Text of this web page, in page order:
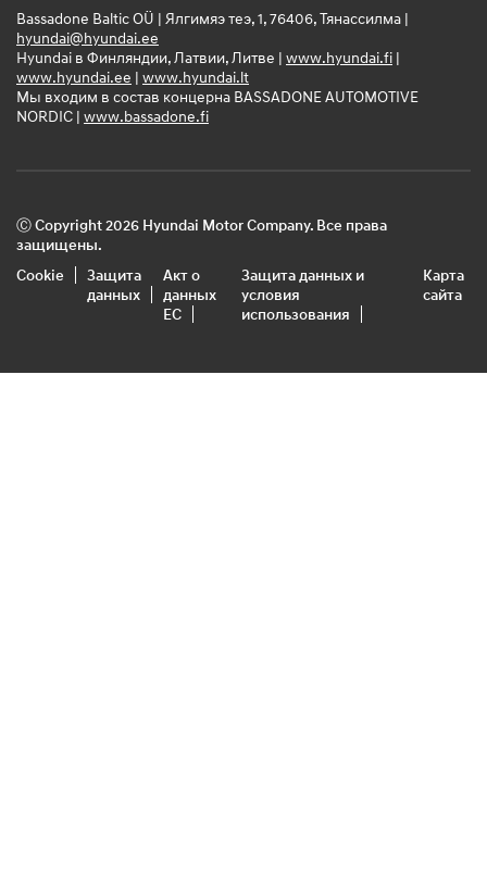
Bassadone Baltic OÜ | Ялгимяэ теэ, 1, 76406, Тянассилма |
hyundai@hyundai.ee
Hyundai в Финляндии, Латвии, Литве | www.hyundai.fi |
www.hyundai.ee | www.hyundai.lt
Мы входим в состав концерна BASSADONE AUTOMOTIVE
NORDIC | www.bassadone.fi
Ⓒ Copyright 2026 Hyundai Motor Company. Все права
защищены.
Cookie
Защита
данных
Акт о
данных
ЕС
Защита данных и
условия
использования
Карта
сайта